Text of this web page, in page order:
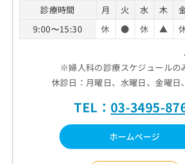
診療時間 月 火 水 木
9:00〜15:30
休 ● 休 ▲
※婦人科の診療スケジュールの
休診日：月曜日、水曜日、金曜日
TEL： 03-3495-
ホームページ